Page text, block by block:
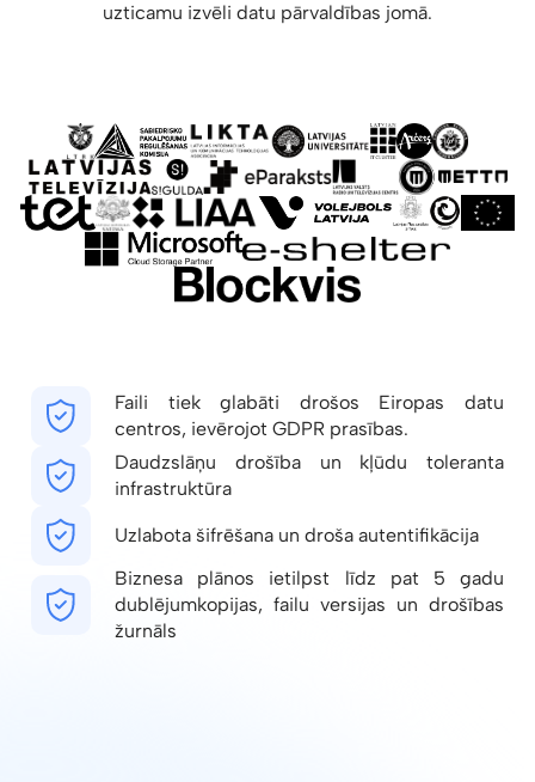
uzticamu izvēli datu pārvaldības jomā.
Faili tiek glabāti drošos Eiropas datu
centros, ievērojot GDPR prasības.
Daudzslāņu drošība un kļūdu toleranta
infrastruktūra
Uzlabota šifrēšana un droša autentifikācija
Biznesa plānos ietilpst līdz pat 5 gadu
dublējumkopijas, failu versijas un drošības
žurnāls